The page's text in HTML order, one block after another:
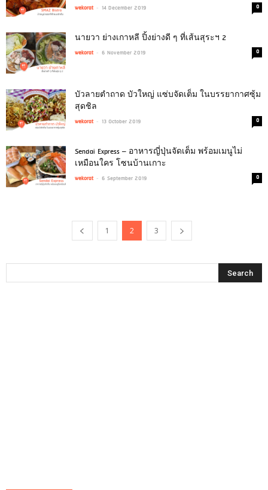
wekorat - 14 December 2019 0
นายวา ย่างเกาหลี ปิ้งย่างดี ๆ ที่เส้นสุระฯ 2
wekorat - 6 November 2019 0
บัวลายตำถาด บัวใหญ่ แซ่บจัดเต็ม ในบรรยากาศซุ้ม
สุดชิล
wekorat - 13 October 2019 0
Sendai Express – อาหารญี่ปุ่นจัดเต็ม พร้อมเมนูไม่
เหมือนใคร โซนบ้านเกาะ
wekorat - 6 September 2019 0
1 2 3